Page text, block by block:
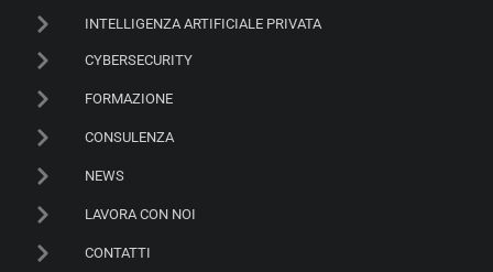
INTELLIGENZA ARTIFICIALE PRIVATA
CYBERSECURITY
FORMAZIONE
CONSULENZA
NEWS
LAVORA CON NOI
CONTATTI